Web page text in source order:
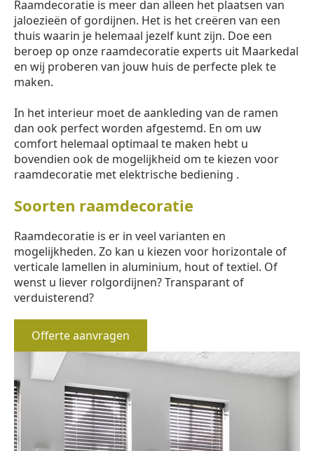
Raamdecoratie is meer dan alleen het plaatsen van
jaloezieën of gordijnen. Het is het creëren van een
thuis waarin je helemaal jezelf kunt zijn. Doe een
beroep op onze raamdecoratie experts uit Maarkedal
en wij proberen van jouw huis de perfecte plek te
maken.
In het interieur moet de aankleding van de ramen
dan ook perfect worden afgestemd. En om uw
comfort helemaal optimaal te maken hebt u
bovendien ook de mogelijkheid om te kiezen voor
raamdecoratie met elektrische bediening .
Soorten raamdecoratie
Raamdecoratie is er in veel varianten en
mogelijkheden. Zo kan u kiezen voor horizontale of
verticale lamellen in aluminium, hout of textiel. Of
wenst u liever rolgordijnen? Transparant of
verduisterend?
Offerte aanvragen